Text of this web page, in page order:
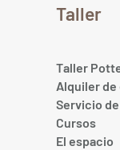
Taller
Taller
Alquiler
Servicio
Cursos
El espacio